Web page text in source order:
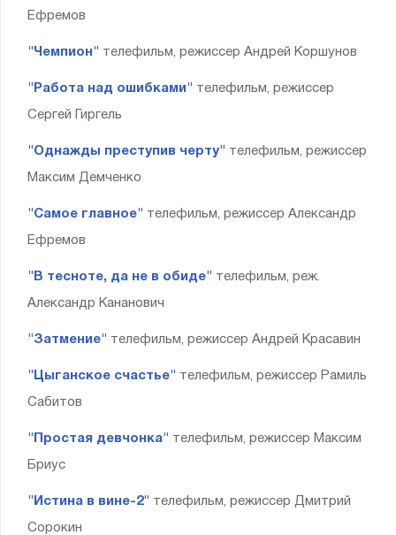
Ефремов
"Чемпион" телефильм, режиссер Андрей Коршунов
"Работа над ошибками" телефильм, режиссер
Сергей Гиргель
"Однажды преступив черту" телефильм, режиссер
Максим Демченко
"Самое главное" телефильм, режиссер Александр
Ефремов
"В тесноте, да не в обиде" телефильм, реж.
Александр Кананович
"Затмение" телефильм, режиссер Андрей Красавин
"Цыганское счастье" телефильм, режиссер Рамиль
Сабитов
"Простая девчонка" телефильм, режиссер Максим
Бриус
"Истина в вине-2" телефильм, режиссер Дмитрий
Сорокин